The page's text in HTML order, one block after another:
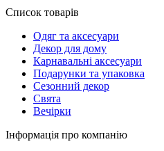
Список товарів
Oдяг та аксесуари
Декор для дому
Карнавальні аксесуари
Подарунки та упаковка
Сезонний декор
Свята
Вечірки
Інформація про компанію